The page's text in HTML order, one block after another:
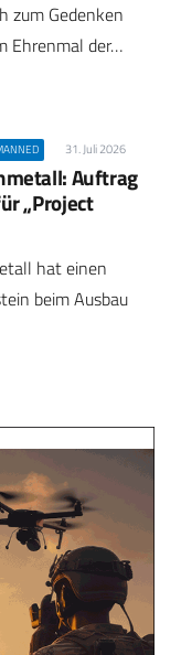
zum Gedenken
Ehrenmal der…
31. Juli 2026
Auftrag
„Project
hat einen
beim Ausbau